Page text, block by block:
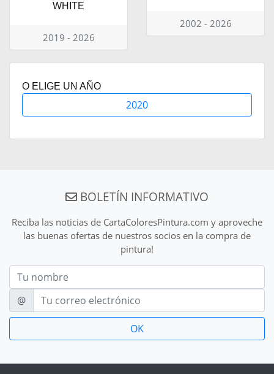
WHITE
2019 - 2026
2002 - 2026
O ELIGE UN AÑO
2020
BOLETÍN INFORMATIVO
Reciba las noticias de CartaColoresPintura.com y aproveche
las buenas ofertas de nuestros socios en la compra de
pintura!
Nom
E-mail
@